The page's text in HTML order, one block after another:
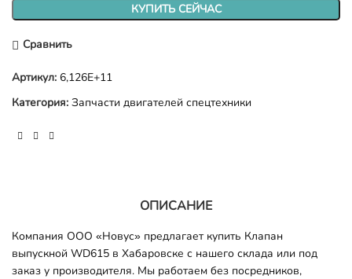
КУПИТЬ СЕЙЧАС
Сравнить
Артикул: 6,126E+11
Категория: Запчасти двигателей спецтехники
ОПИСАНИЕ
Компания ООО «Новус» предлагает купить Клапан
выпускной WD615 в Хабаровске с нашего склада или под
заказ у производителя. Мы работаем без посредников,